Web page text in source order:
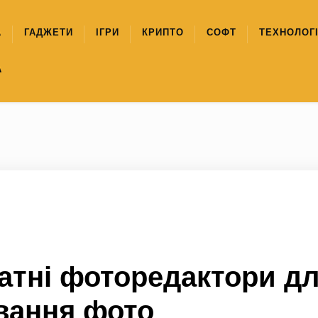
ГАДЖЕТИ ІГРИ КРИПТО СОФТ ТЕХНОЛОГІЇ
фоторедактори
фото